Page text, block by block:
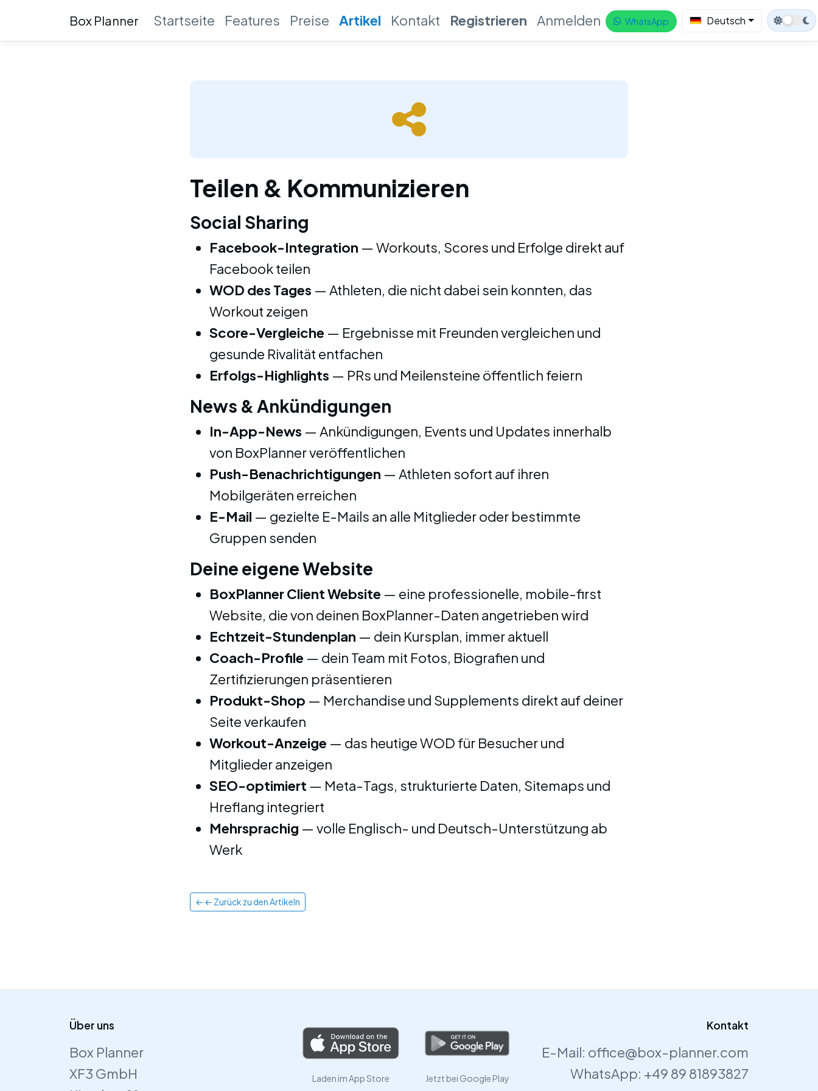
Box Planner Startseite Features Preise Artikel Kontakt Registrieren Anmelden WhatsApp Deutsch
Teilen & Kommunizieren
Social Sharing
Facebook-Integration — Workouts, Scores und Erfolge direkt auf
Facebook teilen
WOD des Tages — Athleten, die nicht dabei sein konnten, das
Workout zeigen
Score-Vergleiche — Ergebnisse mit Freunden vergleichen und
gesunde Rivalität entfachen
Erfolgs-Highlights — PRs und Meilensteine öffentlich feiern
News & Ankündigungen
In-App-News — Ankündigungen, Events und Updates innerhalb
von BoxPlanner veröffentlichen
Push-Benachrichtigungen — Athleten sofort auf ihren
Mobilgeräten erreichen
E-Mail — gezielte E-Mails an alle Mitglieder oder bestimmte
Gruppen senden
Deine eigene Website
BoxPlanner Client Website — eine professionelle, mobile-first
Website, die von deinen BoxPlanner-Daten angetrieben wird
Echtzeit-Stundenplan — dein Kursplan, immer aktuell
Coach-Profile — dein Team mit Fotos, Biografien und
Zertifizierungen präsentieren
Produkt-Shop — Merchandise und Supplements direkt auf deiner
Seite verkaufen
Workout-Anzeige — das heutige WOD für Besucher und
Mitglieder anzeigen
SEO-optimiert — Meta-Tags, strukturierte Daten, Sitemaps und
Hreflang integriert
Mehrsprachig — volle Englisch- und Deutsch-Unterstützung ab
Werk
← ← Zurück zu den Artikeln
Über uns
Box Planner
XF3 GmbH
Laden im App Store Jetzt bei Google Play
Kontakt
E-Mail: office@box-planner.com
WhatsApp: +49 89 81893827